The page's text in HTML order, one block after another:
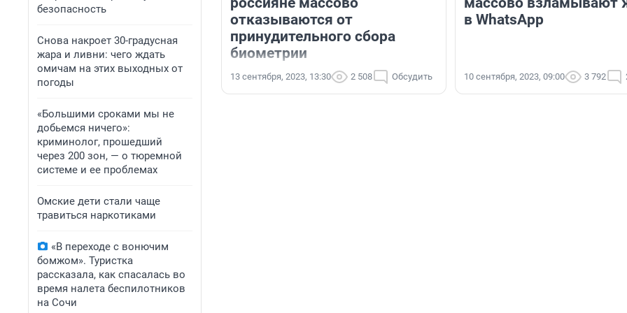
безопасность
Снова накроет 30-градусная
жара и ливни: чего ждать
омичам на этих выходных от
погоды
«Большими сроками мы не
добьемся ничего»:
криминолог, прошедший
через 200 зон, — о тюремной
системе и ее проблемах
Омские дети стали чаще
травиться наркотиками
«В переходе с вонючим
бомжом». Туристка
рассказала, как спасалась во
время налета беспилотников
на Сочи
отказываются от
принудительного сбора
биометрии
13 сентября, 2023, 13:30 2 508 Обсудить
в WhatsApp
10 сентября, 2023, 09:00 3 792